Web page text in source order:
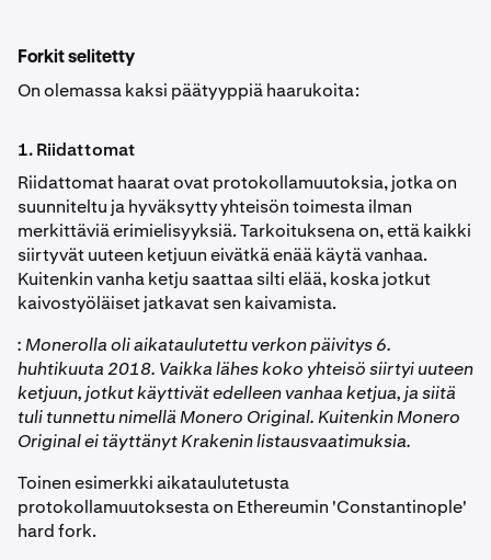
Forkit selitetty
On olemassa kaksi päätyyppiä haarukoita:
1. Riidattomat
Riidattomat haarat ovat protokollamuutoksia, jotka on
suunniteltu ja hyväksytty yhteisön toimesta ilman
merkittäviä erimielisyyksiä. Tarkoituksena on, että kaikki
siirtyvät uuteen ketjuun eivätkä enää käytä vanhaa.
Kuitenkin vanha ketju saattaa silti elää, koska jotkut
kaivostyöläiset jatkavat sen kaivamista.
: Monerolla oli aikataulutettu verkon päivitys 6.
huhtikuuta 2018. Vaikka lähes koko yhteisö siirtyi uuteen
ketjuun, jotkut käyttivät edelleen vanhaa ketjua, ja siitä
tuli tunnettu nimellä Monero Original. Kuitenkin Monero
Original ei täyttänyt Krakenin listausvaatimuksia.
Toinen esimerkki aikataulutetusta
protokollamuutoksesta on Ethereumin 'Constantinople'
hard fork.